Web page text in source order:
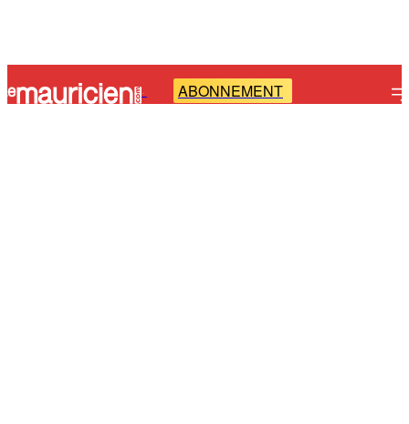
- ABONNEMENT